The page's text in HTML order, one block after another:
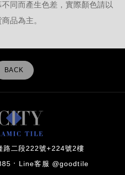
同而產生色差，實際顏色請以
品為主。
BACK
路二段222號+224號2樓
Line客服 @goodtile